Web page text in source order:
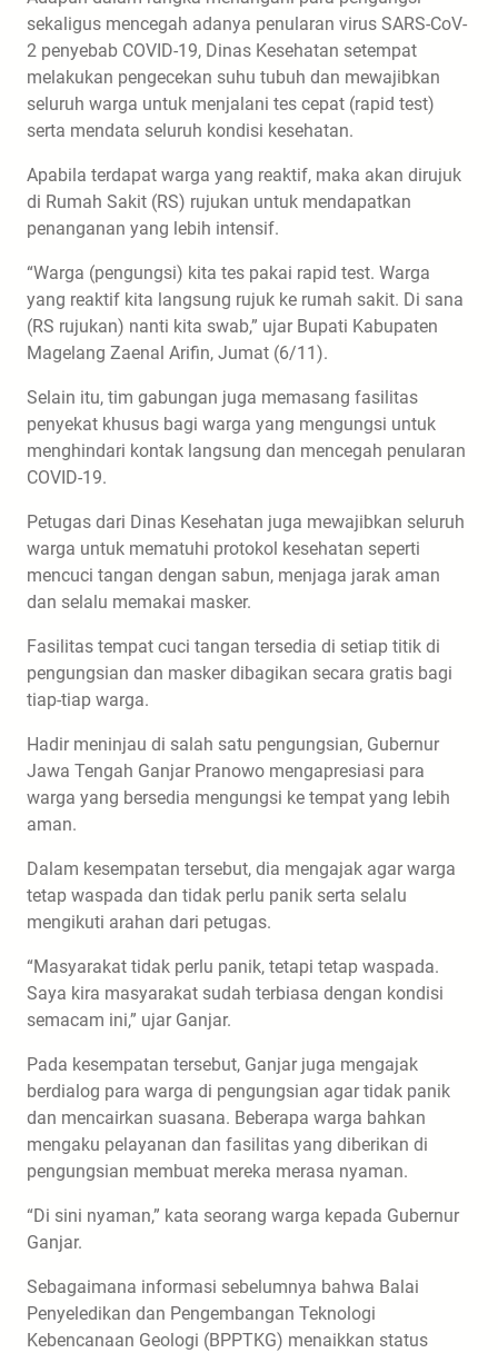
sekaligus mencegah adanya penularan virus SARS-CoV-
2 penyebab COVID-19, Dinas Kesehatan setempat
melakukan pengecekan suhu tubuh dan mewajibkan
seluruh warga untuk menjalani tes cepat (rapid test)
serta mendata seluruh kondisi kesehatan.
Apabila terdapat warga yang reaktif, maka akan dirujuk
di Rumah Sakit (RS) rujukan untuk mendapatkan
penanganan yang lebih intensif.
“Warga (pengungsi) kita tes pakai rapid test. Warga
yang reaktif kita langsung rujuk ke rumah sakit. Di sana
(RS rujukan) nanti kita swab,” ujar Bupati Kabupaten
Magelang Zaenal Arifin, Jumat (6/11).
Selain itu, tim gabungan juga memasang fasilitas
penyekat khusus bagi warga yang mengungsi untuk
menghindari kontak langsung dan mencegah penularan
COVID-19.
Petugas dari Dinas Kesehatan juga mewajibkan seluruh
warga untuk mematuhi protokol kesehatan seperti
mencuci tangan dengan sabun, menjaga jarak aman
dan selalu memakai masker.
Fasilitas tempat cuci tangan tersedia di setiap titik di
pengungsian dan masker dibagikan secara gratis bagi
tiap-tiap warga.
Hadir meninjau di salah satu pengungsian, Gubernur
Jawa Tengah Ganjar Pranowo mengapresiasi para
warga yang bersedia mengungsi ke tempat yang lebih
aman.
Dalam kesempatan tersebut, dia mengajak agar warga
tetap waspada dan tidak perlu panik serta selalu
mengikuti arahan dari petugas.
“Masyarakat tidak perlu panik, tetapi tetap waspada.
Saya kira masyarakat sudah terbiasa dengan kondisi
semacam ini,” ujar Ganjar.
Pada kesempatan tersebut, Ganjar juga mengajak
berdialog para warga di pengungsian agar tidak panik
dan mencairkan suasana. Beberapa warga bahkan
mengaku pelayanan dan fasilitas yang diberikan di
pengungsian membuat mereka merasa nyaman.
“Di sini nyaman,” kata seorang warga kepada Gubernur
Ganjar.
Sebagaimana informasi sebelumnya bahwa Balai
Penyeledikan dan Pengembangan Teknologi
Kebencanaan Geologi (BPPTKG) menaikkan status